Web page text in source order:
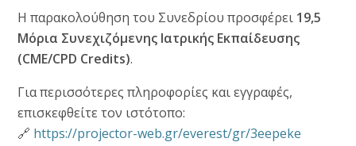
Η παρακολούθηση του Συνεδρίου προσφέρει 19,5
Μόρια Συνεχιζόμενης Ιατρικής Εκπαίδευσης
(CME/CPD Credits).
Για περισσότερες πληροφορίες και εγγραφές,
επισκεφθείτε τον ιστότοπο:
🔗 https://projector-web.gr/everest/gr/3eepeke